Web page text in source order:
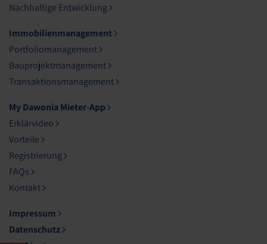
Nachhaltige Entwicklung
Immobilienmanagement
Portfoliomanagement
Bauprojektmanagement
Transaktionsmanagement
My Dawonia Mieter-App
Erklärvideo
Vorteile
Registrierung
FAQs
Kontakt
Impressum
Datenschutz